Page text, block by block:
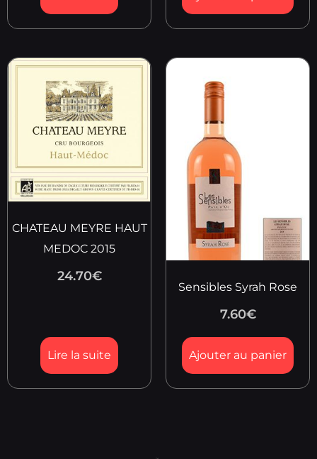
CHATEAU MEYRE HAUT
MEDOC 2015
24.70€
Lire la suite
Sensibles Syrah Rose
7.60€
Ajouter au panier